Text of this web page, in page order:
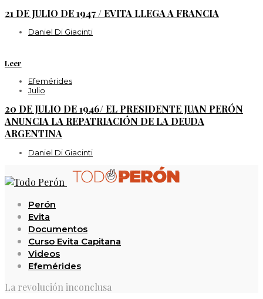
21 DE JULIO DE 1947 / EVITA LLEGA A FRANCIA
Daniel Di Giacinti
Leer
Efemérides
Julio
20 DE JULIO DE 1946/ EL PRESIDENTE JUAN PERÓN
ANUNCIA LA REPATRIACIÓN DE LA DEUDA
ARGENTINA
Daniel Di Giacinti
Perón
Evita
Documentos
Curso Evita Capitana
Videos
Efemérides
La revolución inconclusa